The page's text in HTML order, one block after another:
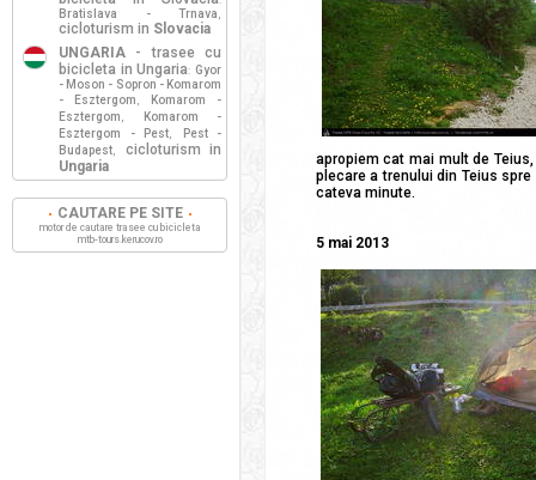
apropiem cat mai mult de
plecare a trenului din Teius
cateva minute.
5 mai 2013
Bratislava - Trnava ,
cicloturism in Slovacia
UNGARIA - trasee cu
bicicleta in Ungaria: Gyor
- Moson - Sopron - Komarom
- Esztergom ,
Komarom -
Esztergom ,
Komarom -
Esztergom - Pest,
Pest -
Budapest,
cicloturism in
Ungaria
CAUTARE PE SITE
motor de cautare trasee cu bicicleta
mtb-tours.kerucov.ro